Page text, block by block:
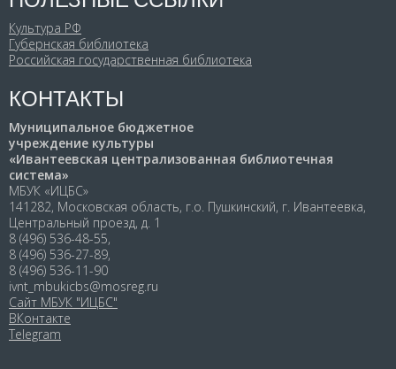
Культура РФ
Губернская библиотека
Российская государственная библиотека
КОНТАКТЫ
Муниципальное бюджетное
учреждение культуры
«Ивантеевская централизованная библиотечная
система»
МБУК «ИЦБС»
141282, Московская область, г.о. Пушкинский, г. Ивантеевка,
Центральный проезд, д. 1
8 (496) 536-48-55,
8 (496) 536-27-89,
8 (496) 536-11-90
ivnt_mbukicbs@mosreg.ru
Сайт МБУК "ИЦБС"
ВКонтакте
Telegram